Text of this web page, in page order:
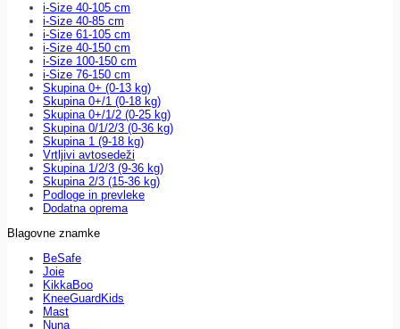
i-Size 40-105 cm
i-Size 40-85 cm
i-Size 61-105 cm
i-Size 40-150 cm
i-Size 100-150 cm
i-Size 76-150 cm
Skupina 0+ (0-13 kg)
Skupina 0+/1 (0-18 kg)
Skupina 0+/1/2 (0-25 kg)
Skupina 0/1/2/3 (0-36 kg)
Skupina 1 (9-18 kg)
Vrtljivi avtosedeži
Skupina 1/2/3 (9-36 kg)
Skupina 2/3 (15-36 kg)
Podloge in prevleke
Dodatna oprema
Blagovne znamke
BeSafe
Joie
KikkaBoo
KneeGuardKids
Mast
Nuna